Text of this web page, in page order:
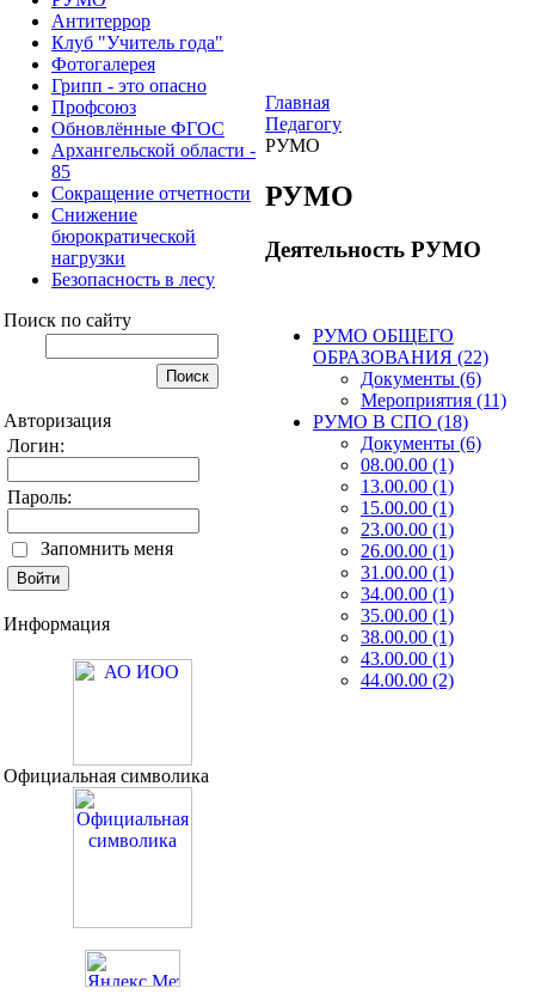
Антитеррор
Клуб "Учитель года"
Фотогалерея
Грипп - это опасно
Профсоюз
Обновлённые ФГОС
Архангельской области -
85
Сокращение отчетности
Снижение
бюрократической
нагрузки
Безопасность в лесу
Поиск по сайту
Авторизация
Логин:
Пароль:
Запомнить меня
Информация
Официальная символика
Главная
Педагогу
РУМО
РУМО
Деятельность РУМО
РУМО ОБЩЕГО
ОБРАЗОВАНИЯ (22)
Документы (6)
Мероприятия (11)
РУМО В СПО (18)
Документы (6)
08.00.00 (1)
13.00.00 (1)
15.00.00 (1)
23.00.00 (1)
26.00.00 (1)
31.00.00 (1)
34.00.00 (1)
35.00.00 (1)
38.00.00 (1)
43.00.00 (1)
44.00.00 (2)